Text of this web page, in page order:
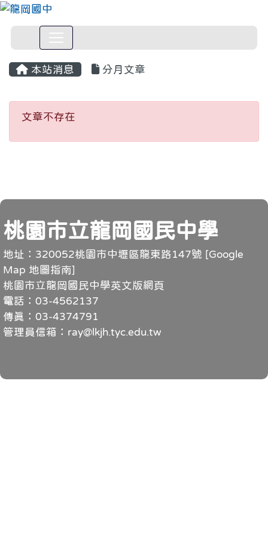
本站消息 分月文章
文章不存在
文章不存在
頁尾
桃園市立龍岡國民中學
地址：320052桃園市中壢區龍東路147號 [Google
Map 地圖指南]
桃園市立龍岡國民中學英文版網頁
電話：03-4562137
傳真：03-4374791
管理員信箱：ray@lkjh.tyc.edu.tw